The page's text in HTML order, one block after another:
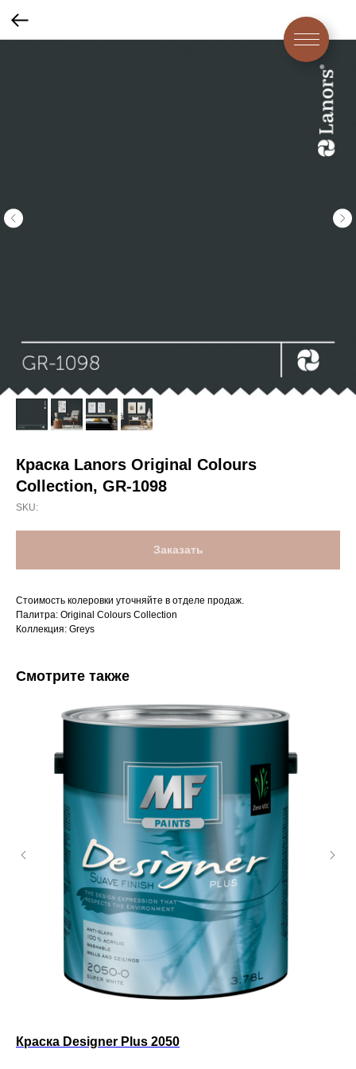
Краска Lanors Original Colours
Collection, GR-1098
SKU:
Заказать
Стоимость колеровки уточняйте в отделе продаж.
Палитра: Original Colours Collection
Коллекция: Greys
Смотрите также
Краска Designer Plus 2050